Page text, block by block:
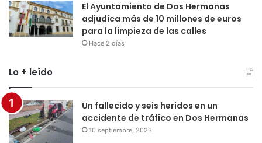
El Ayuntamiento de Dos Hermanas
adjudica más de 10 millones de euros
para la limpieza de las calles
Hace 2 días
Lo + leído
Un fallecido y seis heridos en un
accidente de tráfico en Dos Hermanas
10 septiembre, 2023